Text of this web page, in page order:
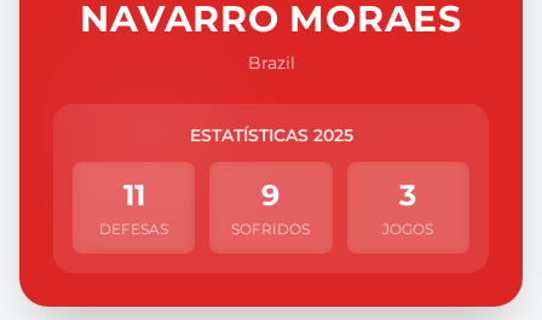
NAVARRO MORAES
Brazil
ESTATÍSTICAS 2025
11
DEFESAS
9
SOFRIDOS
3
JOGOS